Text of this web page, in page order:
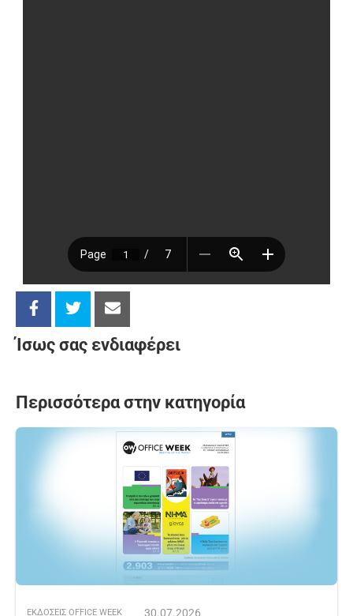
Ίσως σας ενδιαφέρει
Περισσότερα στην κατηγορία
ΕΚΔOΣΕΙΣ OFFICE WEEK 30.07.2026